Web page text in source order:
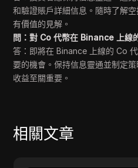
和驗證賬戶詳細信息。隨時了解
有價值的見解。
問：對 Co 代幣在 Binance 上線
答：即將在 Binance 上線的 Co
要的機會。保持信息靈通並制定
收益至關重要。
相關文章